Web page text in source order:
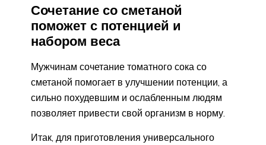
Сочетание со сметаной
поможет с потенцией и
набором веса
Мужчинам сочетание томатного сока со
сметаной помогает в улучшении потенции, а
сильно похудевшим и ослабленным людям
позволяет привести свой организм в норму.
Итак, для приготовления универсального